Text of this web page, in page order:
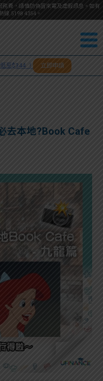
費，請慎防偽冒來電及虛假訊息。如有
線 5198 4354。
們
務
款
學生
故事
分享
學
學
訊
大專
生筍
工推
搵工
Gui
de
見
題
利
園
助
絡
們
＋
至$344 ！ 立即申請
去本地?Book Cafe